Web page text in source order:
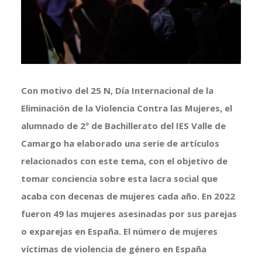
Con motivo del 25 N, Día Internacional de la
Eliminación de la Violencia Contra las Mujeres, el
alumnado de 2º de Bachillerato del IES Valle de
Camargo ha elaborado una serie de artículos
relacionados con este tema, con el objetivo de
tomar conciencia sobre esta lacra social que
acaba con decenas de mujeres cada año. En 2022
fueron 49 las mujeres asesinadas por sus parejas
o exparejas en España. El número de mujeres
víctimas de violencia de género en España